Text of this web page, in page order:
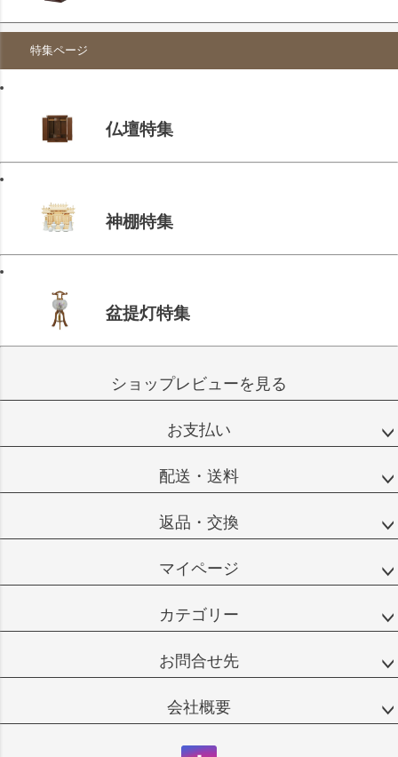
特集ページ
仏壇特集
神棚特集
盆提灯特集
ショップレビューを見る
お支払い
配送・送料
返品・交換
マイページ
カテゴリー
お問合せ先
会社概要